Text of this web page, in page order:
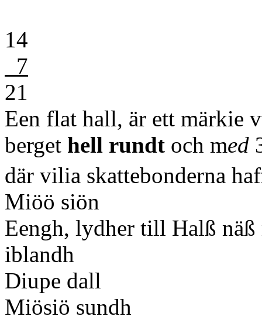
14
7
21
Een flat hall, är ett märkie
berget hell rundt och med
där vilia skattebonderna
Miöö siön
Eengh, lydher till Halß näß
iblandh
Diupe dall
Miösiö sundh